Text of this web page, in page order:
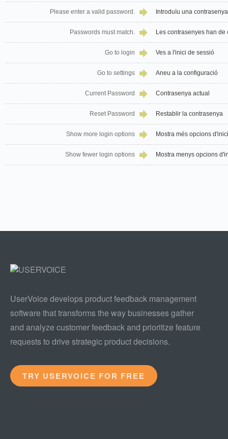
Please enter a valid password. Introduïu una
Passwords must match. Les contrasenyes han de
Go to login Ves a l'inici de sessió
Go to settings Aneu a la configuració
Current Password Contrasenya actual
Reset Password Restablir la contrasenya
Show more login options Mostra més opcions
Show fewer login options Mostra menys opcions
UserVoice develops product feedback management
software that transforms the way businesses gather
and analyze customer feedback and prioritize feature
requests to drive strategic product decisions.
TRY USERVOICE FOR FREE